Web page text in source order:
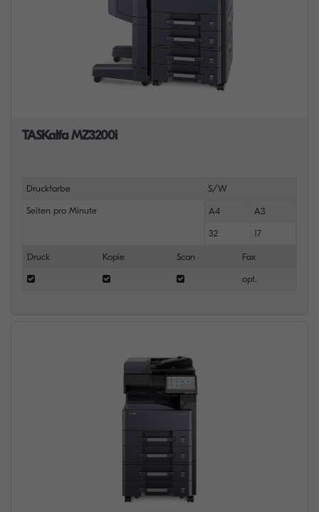
TASKalfa MZ3200i
Druckfarbe S/W
Seiten pro Minute A4 A3
32 17
Druck Kopie Scan Fax
opt.